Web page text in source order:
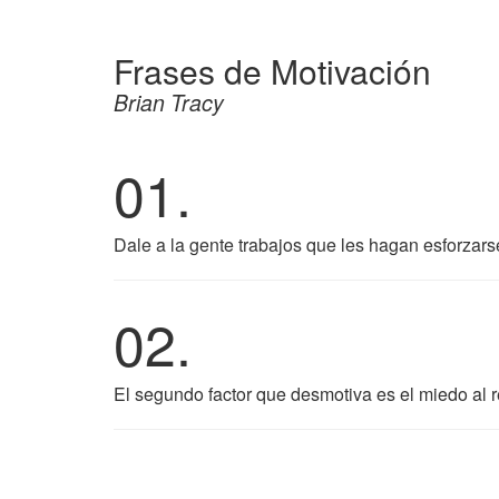
Frases de Motivación
Brian Tracy
01.
Dale a la gente trabajos que les hagan
02.
El segundo factor que desmotiva es el miedo al